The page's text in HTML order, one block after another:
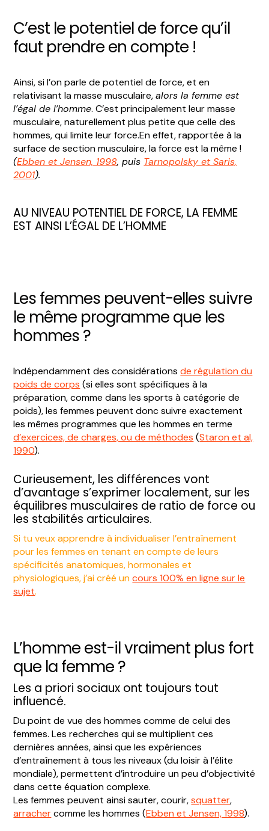
C’est le potentiel de force qu’il
faut prendre en compte !
Ainsi, si l’on parle de potentiel de force, et en
relativisant la masse musculaire,alors la femme est
l’égal de l’homme. C’est principalement leur masse
musculaire, naturellement plus petite que celle des
hommes, qui limite leur force.En effet, rapportée à la
surface de section musculaire, la force est la même !
(Ebben et Jensen, 1998, puis Tarnopolsky et Saris,
2001).
AU NIVEAU POTENTIEL DE FORCE, LA FEMME
EST AINSI L’ÉGAL DE L’HOMME
Les femmes peuvent-elles suivre
le même programme que les
hommes ?
Indépendamment des considérationsde régulation du
poids de corps (si elles sont spécifiques à la
préparation, comme dans les sports à catégorie de
poids), les femmes peuvent donc suivre exactement
les mêmes programmes que les hommes en terme
d’exercices, de charges, ou de méthodes (Staron et al,
1990).
Curieusement, les différences vont
d’avantage s’exprimer localement, sur les
équilibres musculaires de ratio de force ou
les stabilités articulaires.
Si tu veux apprendre à individualiser l’entraînement
pour les femmes en tenant en compte de leurs
spécificités anatomiques, hormonales et
physiologiques, j’ai créé uncours 100% en ligne sur le
sujet.
L’homme est-il vraiment plus fort
que la femme ?
Les a priori sociaux ont toujours tout
influencé.
Du point de vue des hommes comme de celui des
femmes. Les recherches qui se multiplient ces
dernières années, ainsi que les expériences
d’entraînement à tous les niveaux (du loisir à l’élite
mondiale), permettent d’introduire un peu d’objectivité
dans cette équation complexe.
Les femmes peuvent ainsi sauter, courir,squatter,
arrachercomme les hommes (Ebben et Jensen, 1998).